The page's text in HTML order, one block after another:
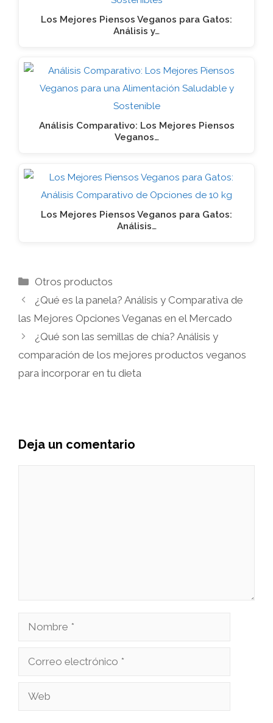
Los Mejores Piensos Veganos para Gatos:
Análisis y…
Análisis Comparativo: Los Mejores Piensos
Veganos…
Los Mejores Piensos Veganos para Gatos:
Análisis…
Categorías
Otros productos
¿Qué es la panela? Análisis y Comparativa de
las Mejores Opciones Veganas en el Mercado
¿Qué son las semillas de chía? Análisis y
comparación de los mejores productos veganos
para incorporar en tu dieta
Deja un comentario
Nombre
Correo
Web